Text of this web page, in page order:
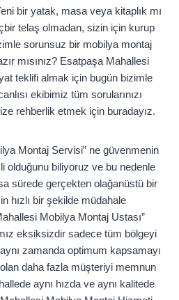
bir yatak, masa veya kitaplık mı
telaş olmadan, sizin için kurup
sorunsuz bir mobilya montaj
mısınız? Esatpaşa Mahallesi
teklifi almak için bugün bizimle
ekibimiz tüm sorularınızı
rehberlik etmek için buradayız.
Montaj Servisi” ne güvenmenin
olduğunu biliyoruz ve bu nedenle
sürede gerçekten olağanüstü bir
hızlı bir şekilde müdahale
Mobilya Montaj Ustası”
eksiksizdir sadece tüm bölgeyi
zamanda optimum kapsamayı
daha fazla müşteriyi memnun
aynı hızda ve aynı kalitede